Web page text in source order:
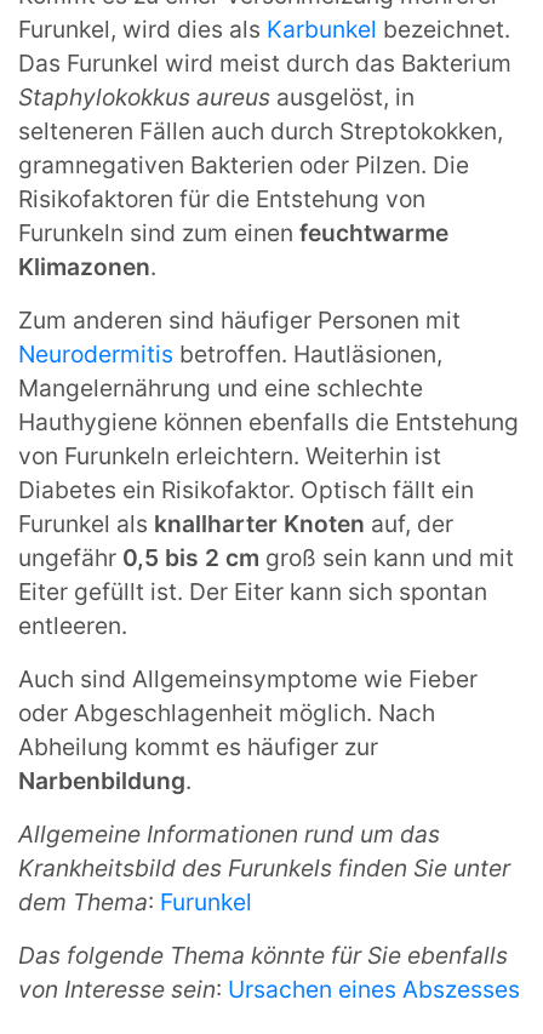
Furunkel, wird dies als Karbunkel bezeichnet.
Das Furunkel wird meist durch das Bakterium
Staphylokokkus aureus ausgelöst, in
selteneren Fällen auch durch Streptokokken,
gramnegativen Bakterien oder Pilzen. Die
Risikofaktoren für die Entstehung von
Furunkeln sind zum einen feuchtwarme
Klimazonen.
Zum anderen sind häufiger Personen mit
Neurodermitis betroffen. Hautläsionen,
Mangelernährung und eine schlechte
Hauthygiene können ebenfalls die Entstehung
von Furunkeln erleichtern. Weiterhin ist
Diabetes ein Risikofaktor. Optisch fällt ein
Furunkel als knallharter Knoten auf, der
ungefähr 0,5 bis 2 cm groß sein kann und mit
Eiter gefüllt ist. Der Eiter kann sich spontan
entleeren.
Auch sind Allgemeinsymptome wie Fieber
oder Abgeschlagenheit möglich. Nach
Abheilung kommt es häufiger zur
Narbenbildung.
Allgemeine Informationen rund um das
Krankheitsbild des Furunkels finden Sie unter
dem Thema: Furunkel
Das folgende Thema könnte für Sie ebenfalls
von Interesse sein: Ursachen eines Abszesses